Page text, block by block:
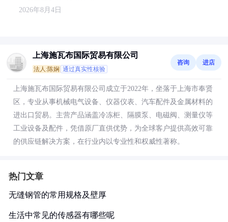
2026年8月4日
上海施瓦布国际贸易有限公司
法人:陈娴 通过真实性核验
咨询 进店
上海施瓦布国际贸易有限公司成立于2022年，坐落于上海市奉贤
区，专业从事机械电气设备、仪器仪表、汽车配件及金属材料的
进出口贸易。主营产品涵盖冷冻柜、隔膜泵、电磁阀、测量仪等
工业设备及配件，凭借原厂直供优势，为全球客户提供高效可靠
的供应链解决方案，在行业内以专业性和权威性著称。
热门文章
无缝钢管的常用规格及壁厚
生活中常见的传感器有哪些呢